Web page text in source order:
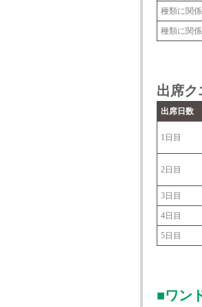
種類に関
種類に関
出席ク
出席日数
1日目
2日目
3日目
4日目
5日目
■ワン